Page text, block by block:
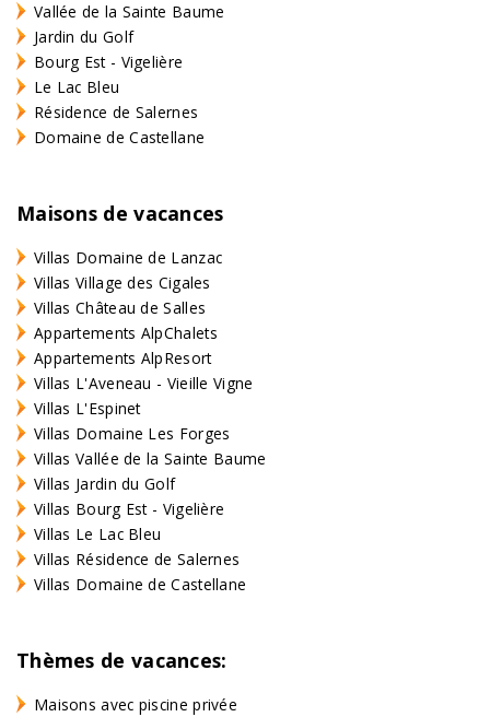
Vallée de la Sainte Baume
Jardin du Golf
Bourg Est - Vigelière
Le Lac Bleu
Résidence de Salernes
Domaine de Castellane
Maisons de vacances
Villas Domaine de Lanzac
Villas Village des Cigales
Villas Château de Salles
Appartements AlpChalets
Appartements AlpResort
Villas L'Aveneau - Vieille Vigne
Villas L'Espinet
Villas Domaine Les Forges
Villas Vallée de la Sainte Baume
Villas Jardin du Golf
Villas Bourg Est - Vigelière
Villas Le Lac Bleu
Villas Résidence de Salernes
Villas Domaine de Castellane
Thèmes de vacances:
Maisons avec piscine privée